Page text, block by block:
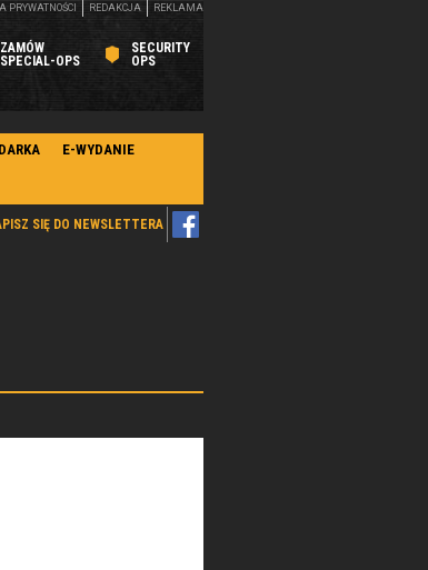
ZAMÓW
SPECIAL-OPS
SECURITY
OPS
PRYWATNOŚCI REDAKCJA REKLAMA
E-WYDANIE
SIĘ DO NEWSLETTERA